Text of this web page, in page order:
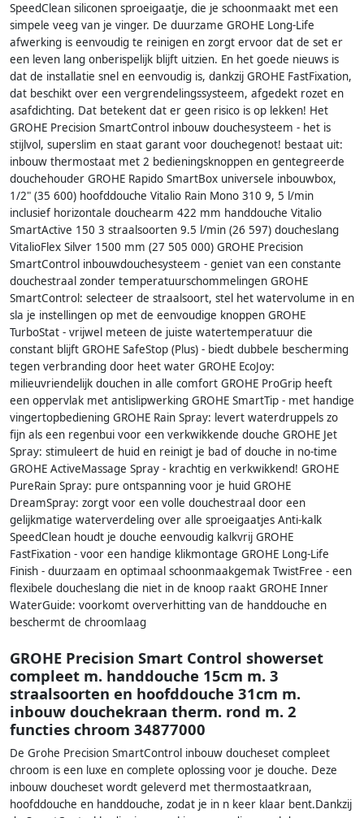
SpeedClean siliconen sproeigaatje, die je schoonmaakt met een
simpele veeg van je vinger. De duurzame GROHE Long-Life
afwerking is eenvoudig te reinigen en zorgt ervoor dat de set er
een leven lang onberispelijk blijft uitzien. En het goede nieuws is
dat de installatie snel en eenvoudig is, dankzij GROHE FastFixation,
dat beschikt over een vergrendelingssysteem, afgedekt rozet en
asafdichting. Dat betekent dat er geen risico is op lekken! Het
GROHE Precision SmartControl inbouw douchesysteem - het is
stijlvol, superslim en staat garant voor douchegenot! bestaat uit:
inbouw thermostaat met 2 bedieningsknoppen en gentegreerde
douchehouder GROHE Rapido SmartBox universele inbouwbox,
1/2" (35 600) hoofddouche Vitalio Rain Mono 310 9, 5 l/min
inclusief horizontale douchearm 422 mm handdouche Vitalio
SmartActive 150 3 straalsoorten 9.5 l/min (26 597) doucheslang
VitalioFlex Silver 1500 mm (27 505 000) GROHE Precision
SmartControl inbouwdouchesysteem - geniet van een constante
douchestraal zonder temperatuurschommelingen GROHE
SmartControl: selecteer de straalsoort, stel het watervolume in en
sla je instellingen op met de eenvoudige knoppen GROHE
TurboStat - vrijwel meteen de juiste watertemperatuur die
constant blijft GROHE SafeStop (Plus) - biedt dubbele bescherming
tegen verbranding door heet water GROHE EcoJoy:
milieuvriendelijk douchen in alle comfort GROHE ProGrip heeft
een oppervlak met antislipwerking GROHE SmartTip - met handige
vingertopbediening GROHE Rain Spray: levert waterdruppels zo
fijn als een regenbui voor een verkwikkende douche GROHE Jet
Spray: stimuleert de huid en reinigt je bad of douche in no-time
GROHE ActiveMassage Spray - krachtig en verkwikkend! GROHE
PureRain Spray: pure ontspanning voor je huid GROHE
DreamSpray: zorgt voor een volle douchestraal door een
gelijkmatige waterverdeling over alle sproeigaatjes Anti-kalk
SpeedClean houdt je douche eenvoudig kalkvrij GROHE
FastFixation - voor een handige klikmontage GROHE Long-Life
Finish - duurzaam en optimaal schoonmaakgemak TwistFree - een
flexibele doucheslang die niet in de knoop raakt GROHE Inner
WaterGuide: voorkomt oververhitting van de handdouche en
beschermt de chroomlaag
GROHE Precision Smart Control showerset
compleet m. handdouche 15cm m. 3
straalsoorten en hoofddouche 31cm m.
inbouw douchekraan therm. rond m. 2
functies chroom 34877000
De Grohe Precision SmartControl inbouw doucheset compleet
chroom is een luxe en complete oplossing voor je douche. Deze
inbouw doucheset wordt geleverd met thermostaatkraan,
hoofddouche en handdouche, zodat je in n keer klaar bent.Dankzij